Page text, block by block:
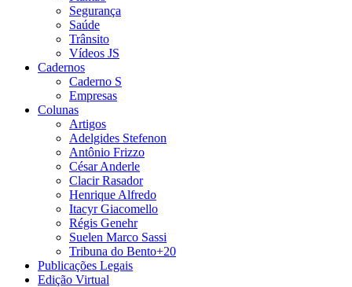
Segurança
Saúde
Trânsito
Vídeos JS
Cadernos
Caderno S
Empresas
Colunas
Artigos
Adelgides Stefenon
Antônio Frizzo
César Anderle
Clacir Rasador
Henrique Alfredo
Itacyr Giacomello
Régis Genehr
Suelen Marco Sassi
Tribuna do Bento+20
Publicações Legais
Edição Virtual